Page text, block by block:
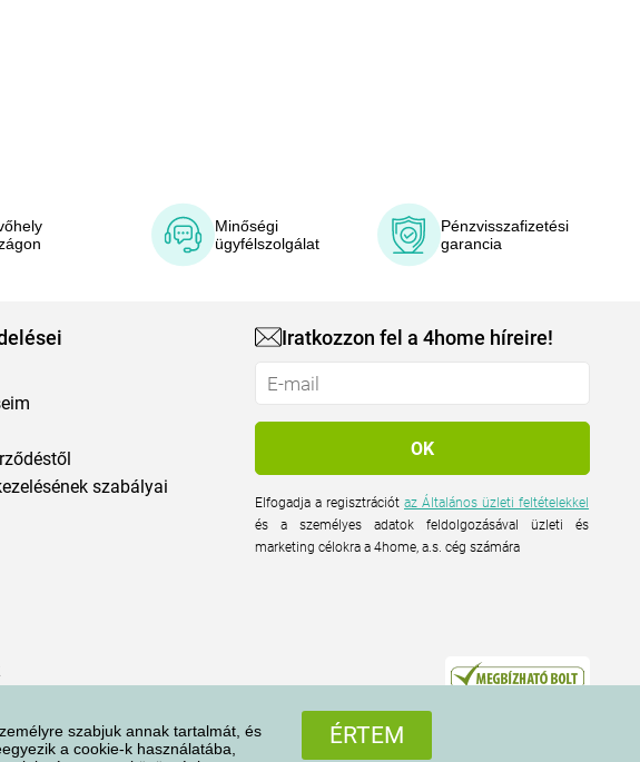
szabjuk annak tartalmát, és
a cookie-k használatába,
ÉRTEM
Minőségi
ügyfélszolgálat
Pénzvisszafizetési
garancia
szabályai
Iratkozzon fel a 4home híreire!
Elfogadja a regisztrációtaz Általános üzleti feltételekkel
és a személyes adatok feldolgozásával üzleti és
marketing célokra a 4home, a.s. cég számára